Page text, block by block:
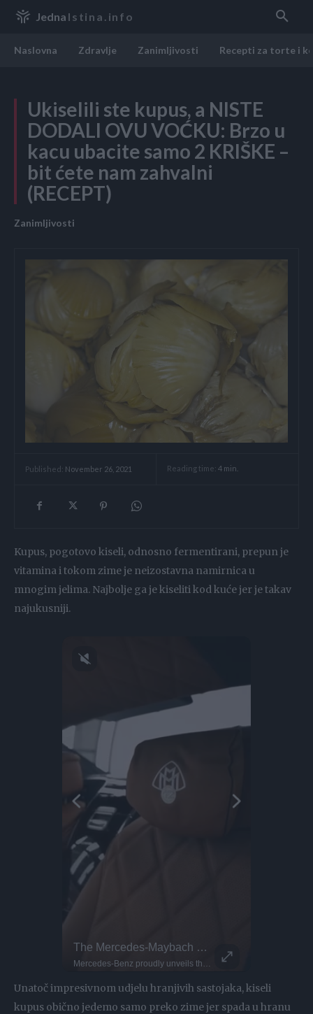
Jedna Istina.info
Naslovna Zdravlje Zanimljivosti Recepti za torte i
Ukiselili ste kupus, a NISTE
DODALI OVU VOĆKU: Brzo u
kacu ubacite samo 2 KRIŠKE –
bit ćete nam zahvalni
(RECEPT)
Zanimljivosti
Published: November 26, 2021 Reading time: 4 min.
Kupus, pogotovo kiseli, odnosno fermentirani, prepun je
vitamina i tokom zime je neizostavna namirnica u
mnogim jelima. Najbolje ga je kiseliti kod kuće jer je takav
najukusniji.
The Mercedes-Maybach V12 Edition - Where Legacy Meets Design And Craftsmanship - Mercedes-Maybach S 680
Unatoč impresivnom udjelu hranjivih sastojaka, kiseli
kupus obično jedemo samo preko zime jer spada u hranu